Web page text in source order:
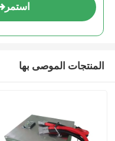
استمر
المنتجات الموصى بها